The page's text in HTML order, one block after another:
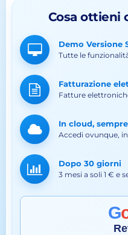
Cosa ottieni
Demo Versione
Tutte le
Fatturazione
Fatture
In cloud,
Accedi ovunque,
Dopo 30 giorni
3 mesi a soli 1 € e
G